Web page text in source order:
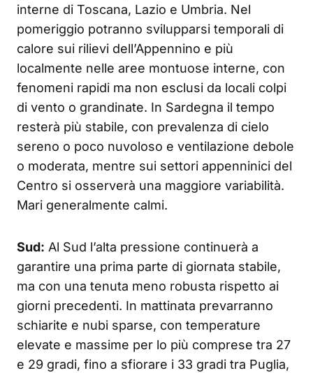
interne di Toscana, Lazio e Umbria. Nel
pomeriggio potranno svilupparsi temporali di
calore sui rilievi dell’Appennino e più
localmente nelle aree montuose interne, con
fenomeni rapidi ma non esclusi da locali colpi
di vento o grandinate. In Sardegna il tempo
resterà più stabile, con prevalenza di cielo
sereno o poco nuvoloso e ventilazione debole
o moderata, mentre sui settori appenninici del
Centro si osserverà una maggiore variabilità.
Mari generalmente calmi.
Sud: Al Sud l’alta pressione continuerà a
garantire una prima parte di giornata stabile,
ma con una tenuta meno robusta rispetto ai
giorni precedenti. In mattinata prevarranno
schiarite e nubi sparse, con temperature
elevate e massime per lo più comprese tra 27
e 29 gradi, fino a sfiorare i 33 gradi tra Puglia,